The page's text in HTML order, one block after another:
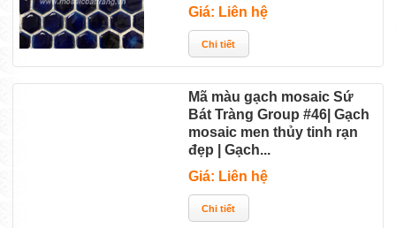
Giá: Liên hệ
Mã màu gạch mosaic Sứ
Bát Tràng Group #46| Gạch
mosaic men thủy tinh rạn
đẹp | Gạch...
Giá: Liên hệ